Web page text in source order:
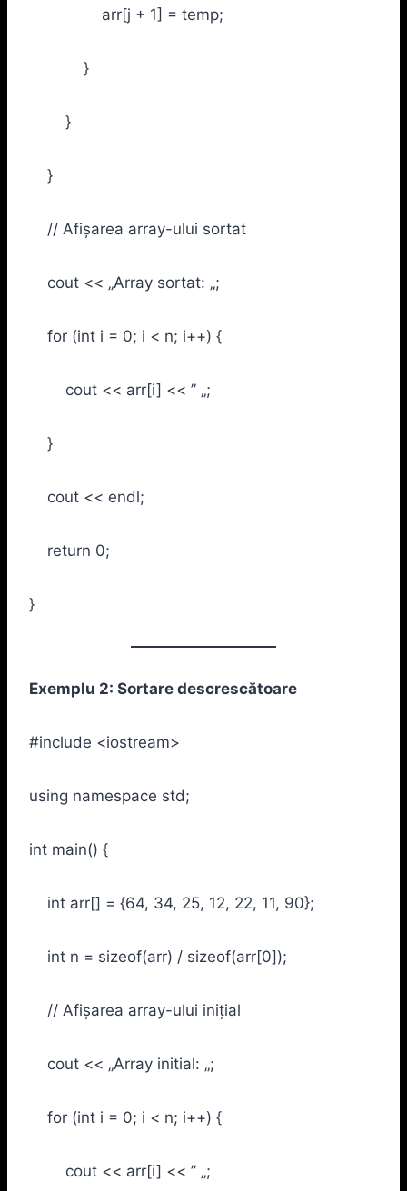
arr[j + 1] = temp;
}
}
}
// Afișarea array-ului sortat
cout << „Array sortat: „;
for (int i = 0; i < n; i++) {
cout << arr[i] << ” „;
}
cout << endl;
return 0;
}
Exemplu 2: Sortare descrescătoare
#include <iostream>
using namespace std;
int main() {
int arr[] = {64, 34, 25, 12, 22, 11, 90};
int n = sizeof(arr) / sizeof(arr[0]);
// Afișarea array-ului inițial
cout << „Array initial: „;
for (int i = 0; i < n; i++) {
cout << arr[i] << ” „;